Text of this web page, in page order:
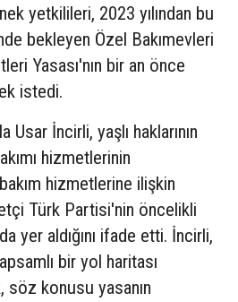
yetkilileri, 2023 yılından bu
bekleyen Özel Bakımevleri
Yasası'nın bir an önce
istedi.
Usar İncirli, yaşlı haklarının
hizmetlerinin
hizmetlerine ilişkin
Türk Partisi'nin öncelikli
yer aldığını ifade etti. İncirli,
bir yol haritası
söz konusu yasanın